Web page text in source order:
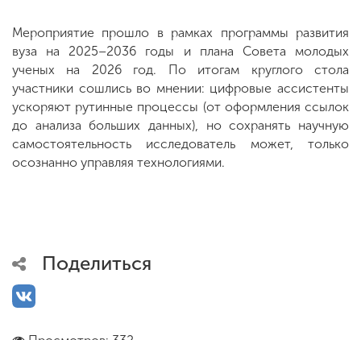
Мероприятие прошло в рамках программы развития
вуза на 2025–2036 годы и плана Совета молодых
ученых на 2026 год. По итогам круглого стола
участники сошлись во мнении: цифровые ассистенты
ускоряют рутинные процессы (от оформления ссылок
до анализа больших данных), но сохранять научную
самостоятельность исследователь может, только
осознанно управляя технологиями.
Поделиться